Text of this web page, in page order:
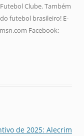
Clube. Também
futebol brasileiro! E-
Facebook:
de 2025: Alecrim